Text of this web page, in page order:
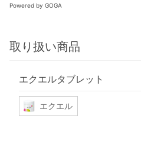
Powered by GOGA
取り扱い商品
エクエルタブレット
エクエル